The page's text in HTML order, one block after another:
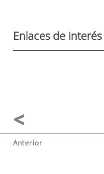
Enlaces de interés
Anterior